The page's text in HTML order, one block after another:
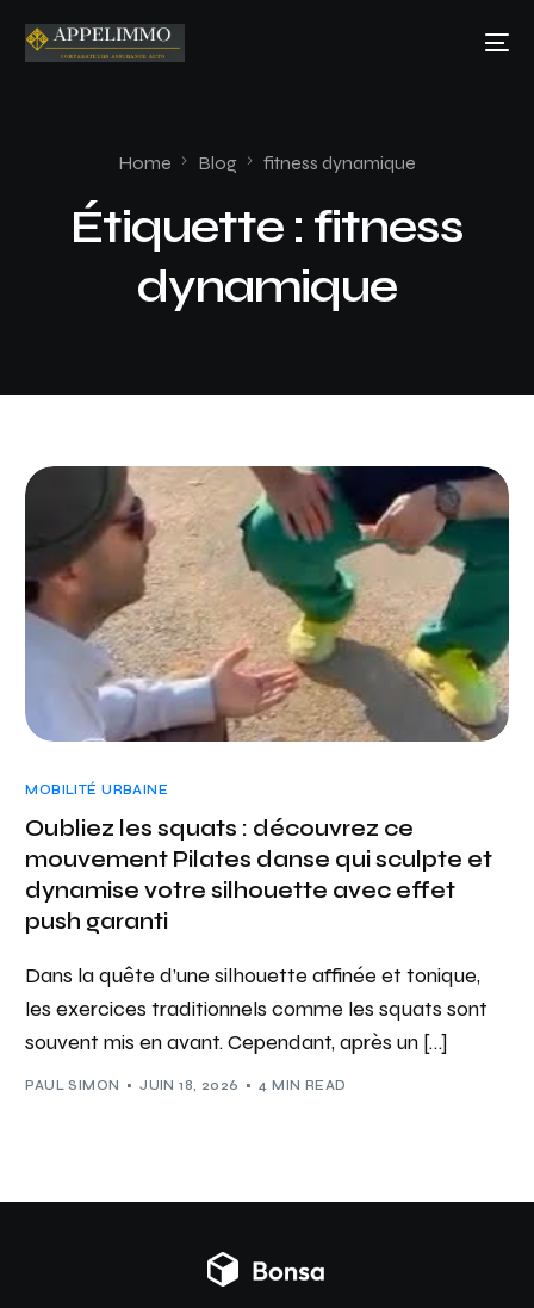
Home Blog fitness dynamique
Étiquette : fitness
dynamique
MOBILITÉ URBAINE
Oubliez les squats : découvrez ce
mouvement Pilates danse qui sculpte et
dynamise votre silhouette avec effet
push garanti
Dans la quête d’une silhouette affinée et tonique,
les exercices traditionnels comme les squats sont
souvent mis en avant. Cependant, après un […]
PAUL SIMON JUIN 18, 2026 4 MIN READ